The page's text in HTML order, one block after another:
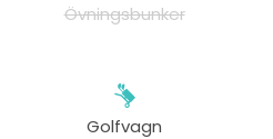
Övningsbunker
Golfvagn